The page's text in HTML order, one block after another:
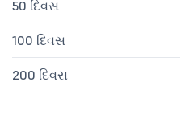
50 દિવસ
100 દિવસ
200 દિવસ